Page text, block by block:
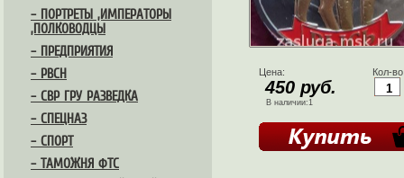
– ПОРТРЕТЫ ,ИМПЕРАТОРЫ
,ПОЛКОВОДЦЫ
– ПРЕДПРИЯТИЯ
– РВСН
– СВР ГРУ РАЗВЕДКА
– СПЕЦНАЗ
– СПОРТ
– ТАМОЖНЯ ФТС
Цена:
450 руб.
В наличии:1
Кол-